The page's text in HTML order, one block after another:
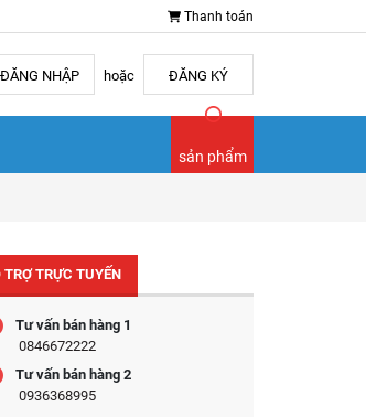
Thanh toán
ĐĂNG NHẬP hoặc ĐĂNG KÝ
sản phẩm
TRỢ TRỰC TUYẾN
Tư vấn bán hàng 1
0846672222
Tư vấn bán hàng 2
0936368995